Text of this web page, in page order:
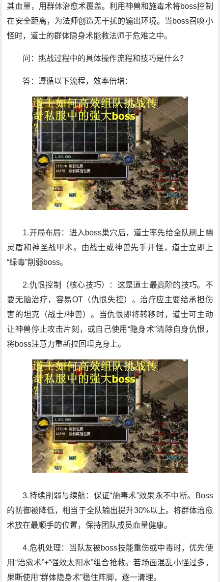
其血量，用群体治愈术覆盖。利用神兽和施毒术将boss控制
在安全距离，为法师创造无干扰的输出环境。当boss召唤小
怪时，道士的群体隐身术能救法师于危难之中。
问：挑战过程中的具体操作流程和技巧是什么？
答：遵循以下流程，效率倍增：
1.开局布局：进入boss巢穴后，道士率先给全队刷上幽
灵盾和神圣战甲术。由战士或神兽先手开怪，道士立即上
“绿毒”削弱boss。
2.仇恨控制（核心技巧）：这是道士最高阶的技巧。不
要无脑治疗，容易OT（仇恨失控）。治疗应主要给承担伤
害的坦克（战士/神兽）。当仇恨即将转移时，道士可主动
让神兽停止攻击片刻，或自己使用“隐身术”清除自身仇恨，
将boss注意力重新拉回坦克身上。
3.持续削弱与续航：保证“施毒术”效果永不中断。Boss
的防御被降低，相当于全队输出提升30%以上。将群体治愈
术放在最顺手的位置，保持团队成员血量健康。
4.危机处理：当队友被boss技能重伤或中毒时，优先使
用“治愈术”+“强效太阳水”组合抢救。若场面混乱小怪过多，
果断使用“群体隐身术”稳住阵脚，逐一清理。